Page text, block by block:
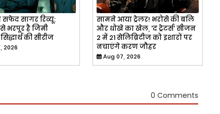
सागर रिव्यू:
भरपूर है जिमी
की सीरीज
2026
सामने आया ट्रेलर! भरोसे की बलि
और धोखे का खेल, 'द ट्रेटर्स' सीजन
2 में 21 सेलिब्रिटीज को इशारों पर
नचाएंगे करण जौहर
Aug 07, 2026
0 Comments